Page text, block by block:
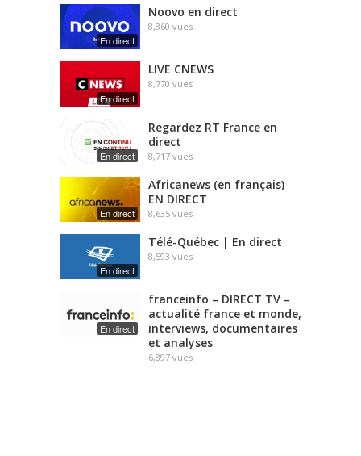
En direct
Noovo en direct
8,860 vues
En direct
LIVE CNEWS
8,770 vues
En direct
Regardez RT France en
direct
8,717 vues
En direct
Africanews (en français)
EN DIRECT
8,635 vues
En direct
Télé-Québec | En direct
8,593 vues
En direct
franceinfo – DIRECT TV –
actualité france et monde,
interviews, documentaires
et analyses
6,897 vues